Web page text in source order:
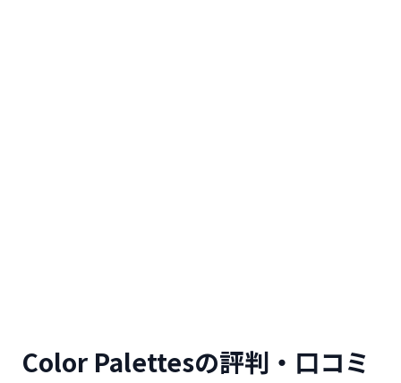
Color Palettesの評判・口コミ